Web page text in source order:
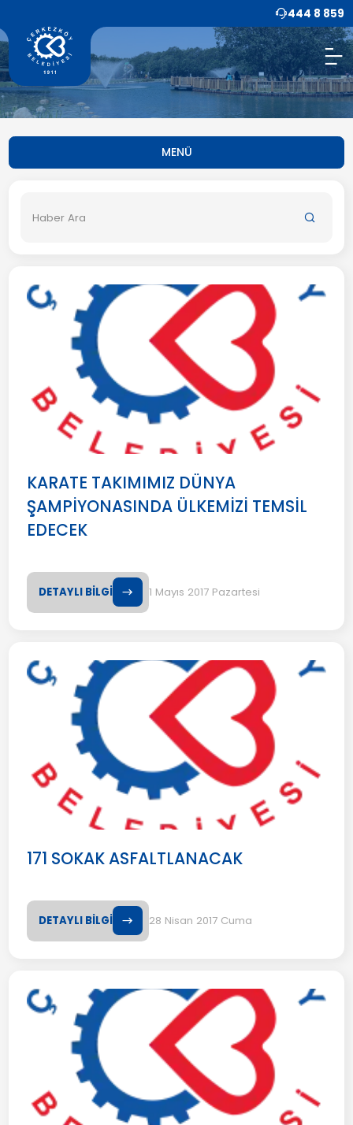
444 8 859
MENÜ
KARATE TAKIMIMIZ DÜNYA
ŞAMPİYONASINDA ÜLKEMİZİ TEMSİL
EDECEK
DETAYLI BİLGİ 1 Mayıs 2017 Pazartesi
171 SOKAK ASFALTLANACAK
DETAYLI BİLGİ 28 Nisan 2017 Cuma